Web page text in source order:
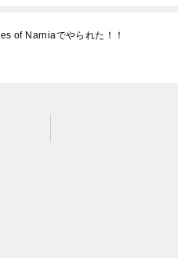
of Narniaでやられた！！